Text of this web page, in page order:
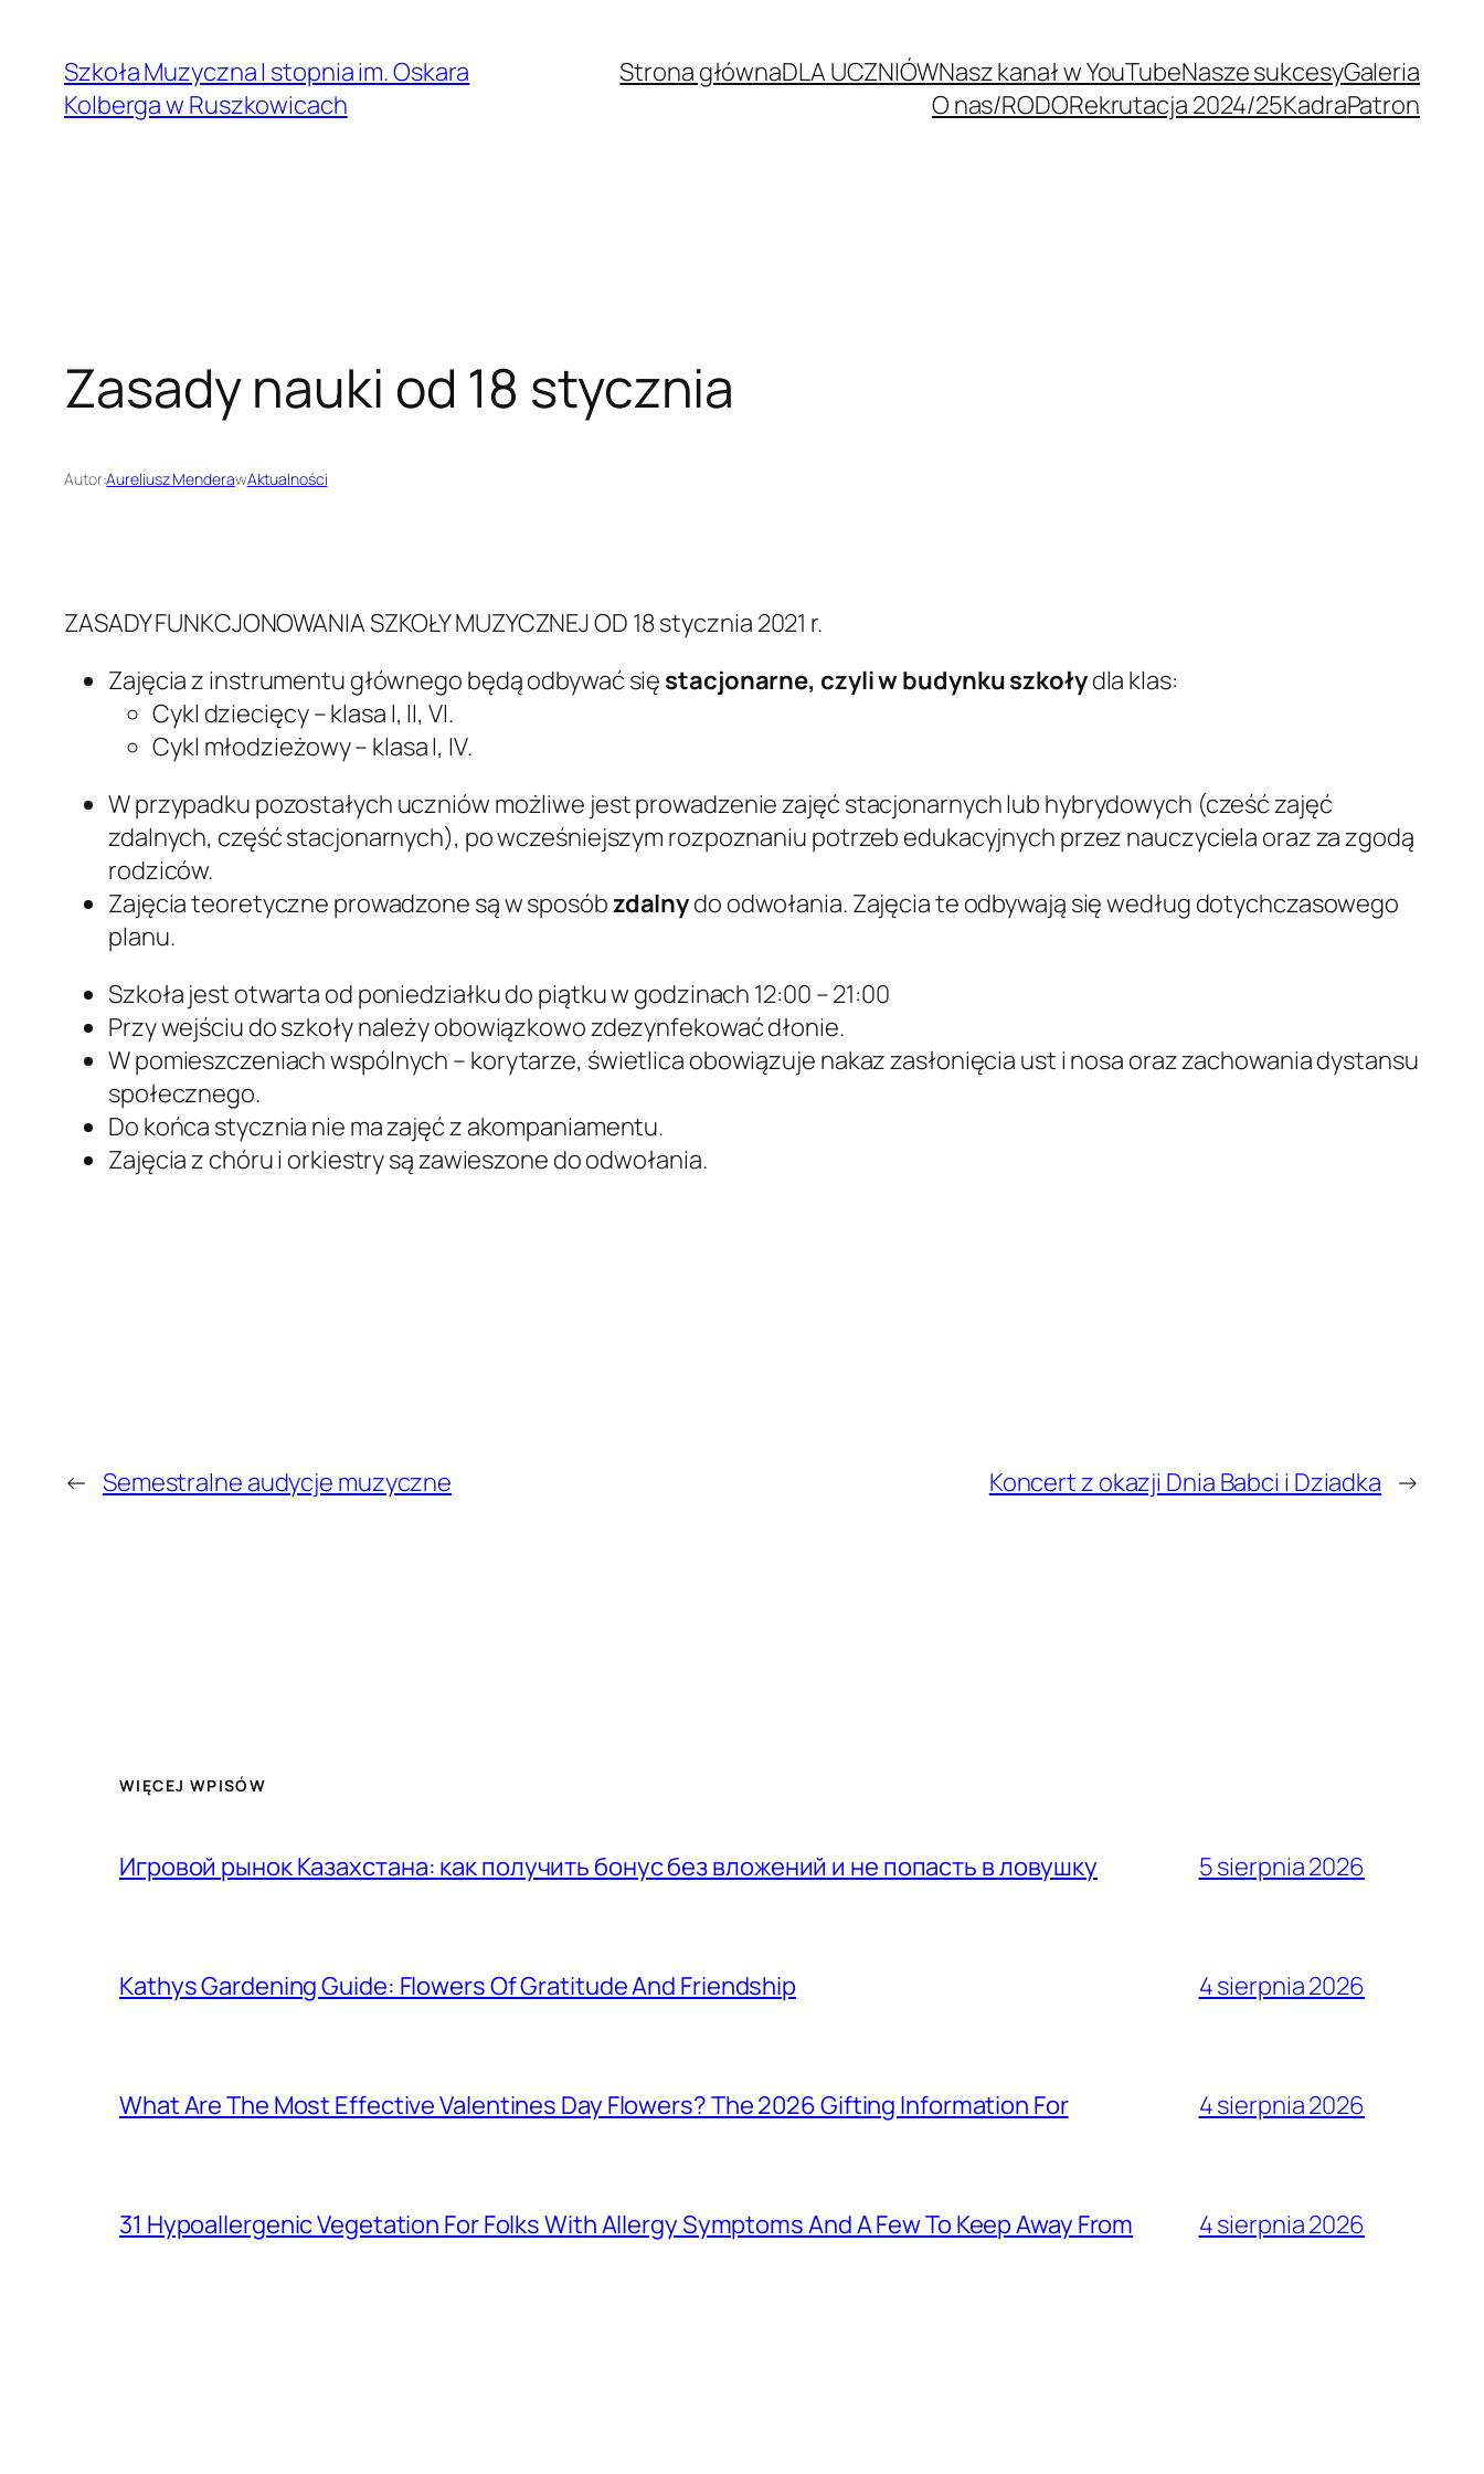
treści
Szkoła Muzyczna I stopnia im. Oskara
Kolberga w Ruszkowicach
Strona głównaDLA UCZNIÓWNasz kanał w YouTubeNasze sukcesyGaleria
O nas/RODORekrutacja 2024/25KadraPatron
Zasady nauki od 18 stycznia
Autor:Aureliusz MenderawAktualności
ZASADY FUNKCJONOWANIA SZKOŁY MUZYCZNEJ OD 18 stycznia 2021 r.
Zajęcia z instrumentu głównego będą odbywać się stacjonarne, czyli w budynku szkołydla klas:
Cykl dziecięcy – klasa I, II, VI.
Cykl młodzieżowy – klasa I, IV.
W przypadku pozostałych uczniów możliwe jest prowadzenie zajęć stacjonarnych lub hybrydowych (cześć zajęć
zdalnych, część stacjonarnych), po wcześniejszym rozpoznaniu potrzeb edukacyjnych przez nauczyciela oraz za zgodą
rodziców.
Zajęcia teoretyczne prowadzone są w sposóbzdalnydo odwołania. Zajęcia te odbywają się według dotychczasowego
planu.
Szkoła jest otwarta od poniedziałku do piątku w godzinach 12:00 – 21:00
Przy wejściu do szkoły należy obowiązkowo zdezynfekować dłonie.
W pomieszczeniach wspólnych – korytarze, świetlica obowiązuje nakaz zasłonięcia ust i nosa oraz zachowania dystansu
społecznego.
Do końca stycznia nie ma zajęć z akompaniamentu.
Zajęcia z chóru i orkiestry są zawieszone do odwołania.
← Semestralne audycje muzyczne Koncert z okazji Dnia Babci i Dziadka →
WIĘCEJ WPISÓW
Игровой рынок Казахстана: как получить бонус без вложений и не попасть в ловушку 5 sierpnia 2026
Kathys Gardening Guide: Flowers Of Gratitude And Friendship 4 sierpnia 2026
What Are The Most Effective Valentines Day Flowers? The 2026 Gifting Information For 4 sierpnia 2026
31 Hypoallergenic Vegetation For Folks With Allergy Symptoms And A Few To Keep Away From 4 sierpnia 2026